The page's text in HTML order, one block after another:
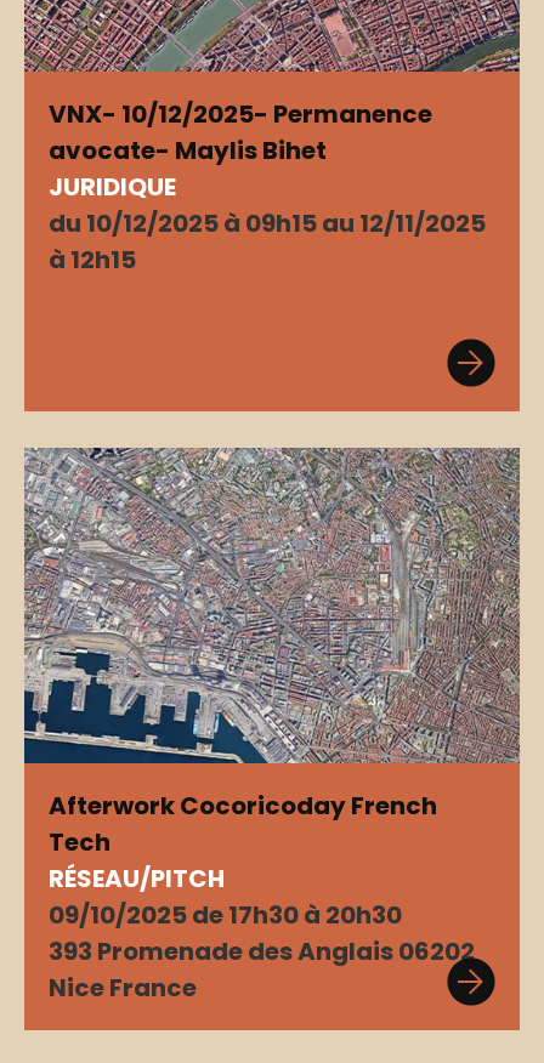
VNX- 10/12/2025- Permanence
avocate- Maylis Bihet
JURIDIQUE
du 10/12/2025 à 09h15 au 12/11/2025
à 12h15
Afterwork Cocoricoday French
Tech
RÉSEAU/PITCH
09/10/2025 de 17h30 à 20h30
393 Promenade des Anglais 06202
Nice France